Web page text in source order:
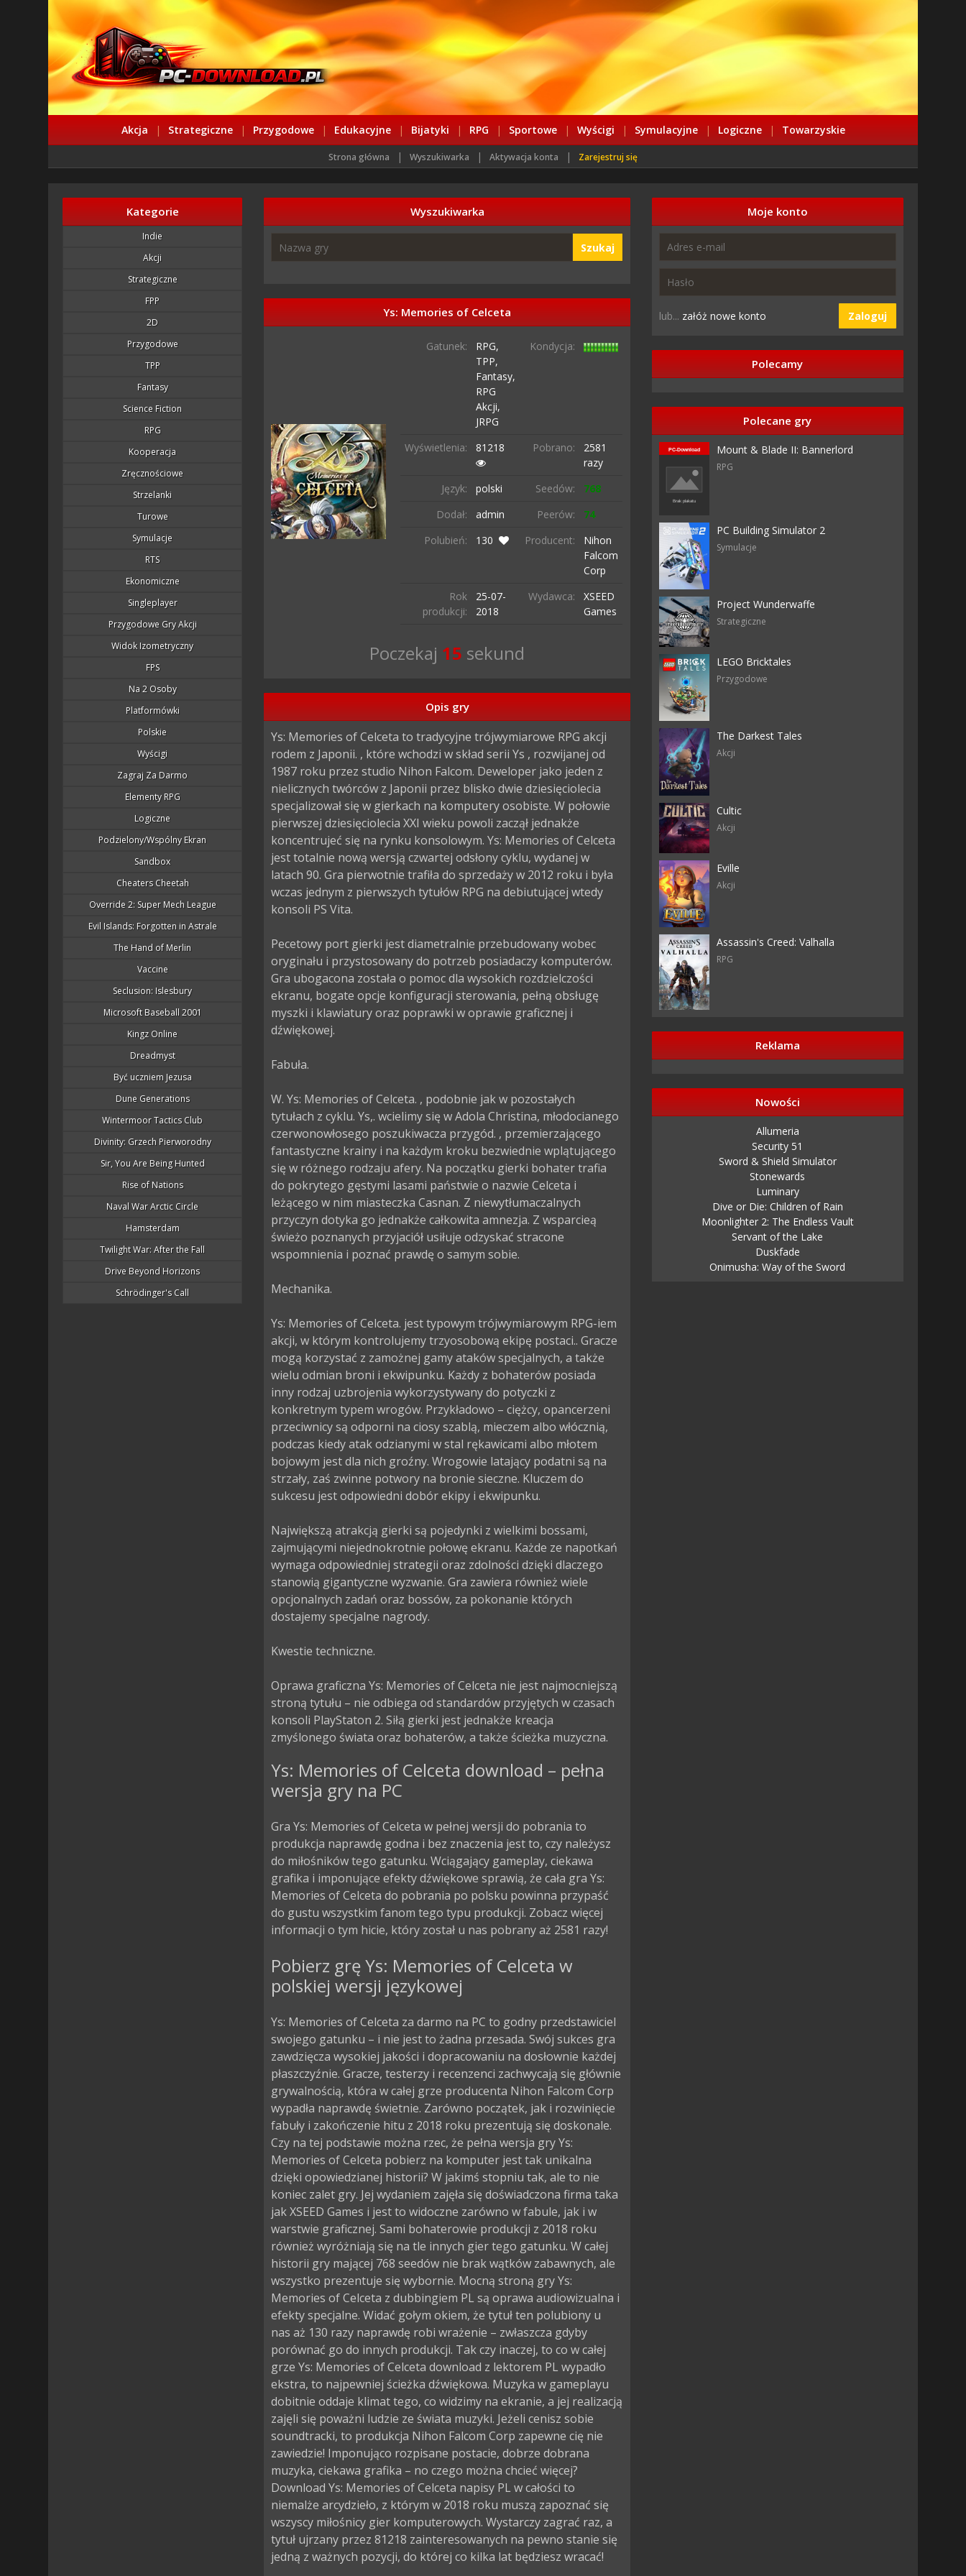
Akcja | Strategiczne | Przygodowe | Edukacyjne | Bijatyki | RPG | Sportowe | Wyścigi | Symulacyjne | Logiczne | Towarzyskie
Strona główna | Wyszukiwarka | Aktywacja konta | Zarejestruj się
Kategorie
Indie
Akcji
Strategiczne
FPP
2D
Przygodowe
TPP
Fantasy
Science Fiction
RPG
Kooperacja
Zręcznościowe
Strzelanki
Turowe
Symulacje
RTS
Ekonomiczne
Singleplayer
Przygodowe Gry Akcji
Widok Izometryczny
FPS
Na 2 Osoby
Platformówki
Polskie
Wyścigi
Zagraj Za Darmo
Elementy RPG
Logiczne
Podzielony/wspólny Ekran
Sandbox
Cheaters Cheetah
Override 2: Super Mech League
Evil Islands: Forgotten in Astrale
The Hand of Merlin
Vaccine
Seclusion: Islesbury
Microsoft Baseball 2001
Kingz Online
Dreadmyst
Być uczniem Jezusa
Dune Generations
Wintermoor Tactics Club
Divinity: Grzech Pierworodny
Sir, You Are Being Hunted
Rise of Nations
Naval War Arctic Circle
Hamsterdam
Twilight War: After the Fall
Drive Beyond Horizons
Schrödinger's Call
Wyszukiwarka
Szukaj
Ys: Memories of Celceta
Gatunek:
RPG,
TPP,
Fantasy,
RPG
Akcji,
JRPG
Kondycja:
Wyświetlenia: 81218 Pobrano:
2581
razy
Język:
polski Seedów:
768
Dodał:
admin Peerów:
74
Polubień:
130 Producent:
Nihon
Falcom
Corp
Rok
produkcji:
25-07-
2018
Wydawca:
XSEED
Games
Poczekaj 14 sekund
Opis gry
Ys: Memories of Celceta to tradycyjne trójwymiarowe RPG akcji
rodem z Japonii. , które wchodzi w skład serii Ys , rozwijanej od
1987 roku przez studio Nihon Falcom. Deweloper jako jeden z
nielicznych twórców z Japonii przez blisko dwie dziesięciolecia
specjalizował się w gierkach na komputery osobiste. W połowie
pierwszej dziesięciolecia XXI wieku powoli zaczął jednakże
koncentrujeć się na rynku konsolowym. Ys: Memories of Celceta
jest totalnie nową wersją czwartej odsłony cyklu, wydanej w
latach 90. Gra pierwotnie trafiła do sprzedaży w 2012 roku i była
wczas jednym z pierwszych tytułów RPG na debiutującej wtedy
konsoli PS Vita.
Pecetowy port gierki jest diametralnie przebudowany wobec
oryginału i przystosowany do potrzeb posiadaczy komputerów.
Gra ubogacona została o pomoc dla wysokich rozdzielczości
ekranu, bogate opcje konfiguracji sterowania, pełną obsługę
myszki i klawiatury oraz poprawki w oprawie graficznej i
dźwiękowej.
Fabuła.
W. Ys: Memories of Celceta. , podobnie jak w pozostałych
tytułach z cyklu. Ys,. wcielimy się w Adola Christina, młodocianego
czerwonowłosego poszukiwacza przygód. , przemierzającego
fantastyczne krainy i na każdym kroku bezwiednie wplątującego
się w różnego rodzaju afery. Na początku gierki bohater trafia
do pokrytego gęstymi lasami państwie o nazwie Celceta i
leżącego w nim miasteczka Casnan. Z niewytłumaczalnych
przyczyn dotyka go jednakże całkowita amnezja. Z wsparcieą
świeżo poznanych przyjaciół usiłuje odzyskać stracone
wspomnienia i poznać prawdę o samym sobie.
Mechanika.
Ys: Memories of Celceta. jest typowym trójwymiarowym RPG-iem
akcji, w którym kontrolujemy trzyosobową ekipę postaci.. Gracze
mogą korzystać z zamożnej gamy ataków specjalnych, a także
wielu odmian broni i ekwipunku. Każdy z bohaterów posiada
inny rodzaj uzbrojenia wykorzystywany do potyczki z
konkretnym typem wrogów. Przykładowo – ciężcy, opancerzeni
przeciwnicy są odporni na ciosy szablą, mieczem albo włócznią,
podczas kiedy atak odzianymi w stal rękawicami albo młotem
bojowym jest dla nich groźny. Wrogowie latający podatni są na
strzały, zaś zwinne potwory na bronie sieczne. Kluczem do
sukcesu jest odpowiedni dobór ekipy i ekwipunku.
Największą atrakcją gierki są pojedynki z wielkimi bossami,
zajmującymi niejednokrotnie połowę ekranu. Każde ze napotkań
wymaga odpowiedniej strategii oraz zdolności dzięki dlaczego
stanowią gigantyczne wyzwanie. Gra zawiera również wiele
opcjonalnych zadań oraz bossów, za pokonanie których
dostajemy specjalne nagrody.
Kwestie techniczne.
Oprawa graficzna Ys: Memories of Celceta nie jest najmocniejszą
stroną tytułu – nie odbiega od standardów przyjętych w czasach
konsoli PlayStaton 2. Siłą gierki jest jednakże kreacja
zmyślonego świata oraz bohaterów, a także ścieżka muzyczna.
Ys: Memories of Celceta download – pełna
wersja gry na PC
Gra Ys: Memories of Celceta w pełnej wersji do pobrania to
produkcja naprawdę godna i bez znaczenia jest to, czy należysz
do miłośników tego gatunku. Wciągający gameplay, ciekawa
grafika i imponujące efekty dźwiękowe sprawią, że cała gra Ys:
Memories of Celceta do pobrania po polsku powinna przypaść
do gustu wszystkim fanom tego typu produkcji. Zobacz więcej
informacji o tym hicie, który został u nas pobrany aż 2581 razy!
Pobierz grę Ys: Memories of Celceta w
polskiej wersji językowej
Ys: Memories of Celceta za darmo na PC to godny przedstawiciel
swojego gatunku – i nie jest to żadna przesada. Swój sukces gra
zawdzięcza wysokiej jakości i dopracowaniu na dosłownie każdej
płaszczyźnie. Gracze, testerzy i recenzenci zachwycają się głównie
grywalnością, która w całej grze producenta Nihon Falcom Corp
wypadła naprawdę świetnie. Zarówno początek, jak i rozwinięcie
fabuły i zakończenie hitu z 2018 roku prezentują się doskonale.
Czy na tej podstawie można rzec, że pełna wersja gry Ys:
Memories of Celceta pobierz na komputer jest tak unikalna
dzięki opowiedzianej historii? W jakimś stopniu tak, ale to nie
koniec zalet gry. Jej wydaniem zajęła się doświadczona firma taka
jak XSEED Games i jest to widoczne zarówno w fabule, jak i w
warstwie graficznej. Sami bohaterowie produkcji z 2018 roku
również wyróżniają się na tle innych gier tego gatunku. W całej
historii gry mającej 768 seedów nie brak wątków zabawnych, ale
wszystko prezentuje się wybornie. Mocną stroną gry Ys:
Memories of Celceta z dubbingiem PL są oprawa audiowizualna i
efekty specjalne. Widać gołym okiem, że tytuł ten polubiony u
nas aż 130 razy naprawdę robi wrażenie – zwłaszcza gdyby
porównać go do innych produkcji. Tak czy inaczej, to co w całej
grze Ys: Memories of Celceta download z lektorem PL wypadło
ekstra, to najpewniej ścieżka dźwiękowa. Muzyka w gameplayu
dobitnie oddaje klimat tego, co widzimy na ekranie, a jej realizacją
zajęli się poważni ludzie ze świata muzyki. Jeżeli cenisz sobie
soundtracki, to produkcja Nihon Falcom Corp zapewne cię nie
zawiedzie! Imponująco rozpisane postacie, dobrze dobrana
muzyka, ciekawa grafika – no czego można chcieć więcej?
Download Ys: Memories of Celceta napisy PL w całości to
niemalże arcydzieło, z którym w 2018 roku muszą zapoznać się
wszyscy miłośnicy gier komputerowych. Wystarczy zagrać raz, a
tytuł ujrzany przez 81218 zainteresowanych na pewno stanie się
jedną z ważnych pozycji, do której co kilka lat będziesz wracać!
Moje konto
lub... załóż nowe konto Zaloguj
Polecamy
Polecane gry
Mount & Blade II: Bannerlord
RPG
PC Building Simulator 2
Symulacje
Project Wunderwaffe
Strategiczne
LEGO Bricktales
Przygodowe
The Darkest Tales
Akcji
Cultic
Akcji
Eville
Akcji
Assassin's Creed: Valhalla
RPG
Reklama
Nowości
Allumeria
Security 51
Sword & Shield Simulator
Stonewards
Luminary
Dive or Die: Children of Rain
Moonlighter 2: The Endless Vault
Servant of the Lake
Duskfade
Onimusha: Way of the Sword